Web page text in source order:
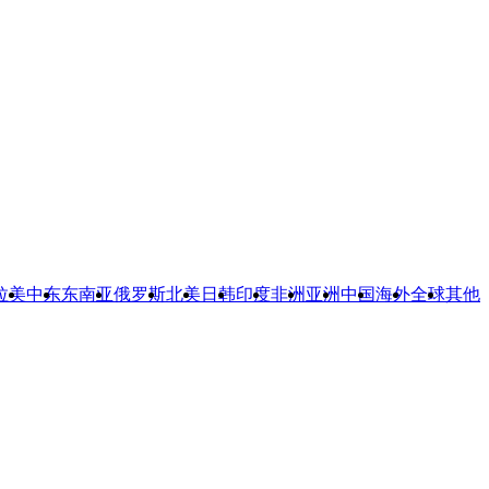
美中东东南亚俄罗斯北美 日韩印度非洲 亚洲中国海外全球其他